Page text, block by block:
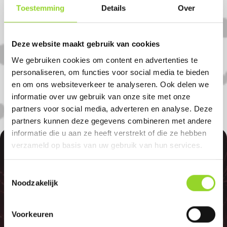
Toestemming Details Over
Deze website maakt gebruik van cookies
We gebruiken cookies om content en advertenties te
personaliseren, om functies voor social media te bieden
en om ons websiteverkeer te analyseren. Ook delen we
informatie over uw gebruik van onze site met onze
partners voor social media, adverteren en analyse. Deze
partners kunnen deze gegevens combineren met andere
informatie die u aan ze heeft verstrekt of die ze hebben
verzameld op basis van uw gebruik van hun services.
Noodzakelijk
Voorkeuren
Koop uw vuurwerk dan bij Doldersum
Vuurwerk in Beerze. U bent van harte
u uit Bergenteim, Sibculo of Ommen
komt.
100%